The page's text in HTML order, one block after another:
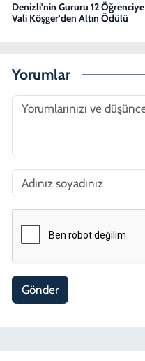
Denizli'nin Gururu 12 Öğrenciye
Vali Köşger'den Altın Ödülü
Yorumlar
Gönder